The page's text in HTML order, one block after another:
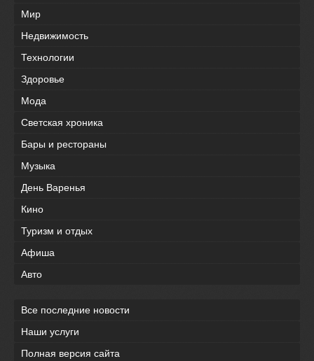
Мир
Недвижимость
Технологии
Здоровье
Мода
Светская хроника
Бары и рестораны
Музыка
День Варенья
Кино
Туризм и отдых
Афиша
Авто
Все последние новости
Наши услуги
Полная версия сайта